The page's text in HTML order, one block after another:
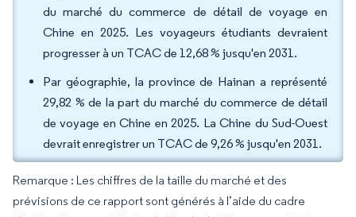
du marché du commerce de détail de voyage en
Chine en 2025. Les voyageurs étudiants devraient
progresser à un TCAC de 12,68 % jusqu'en 2031.
Par géographie, la province de Hainan a représenté
29,82 % de la part du marché du commerce de détail
de voyage en Chine en 2025. La Chine du Sud-Ouest
devrait enregistrer un TCAC de 9,26 % jusqu'en 2031.
Remarque : Les chiffres de la taille du marché et des
prévisions de ce rapport sont générés à l’aide du cadre